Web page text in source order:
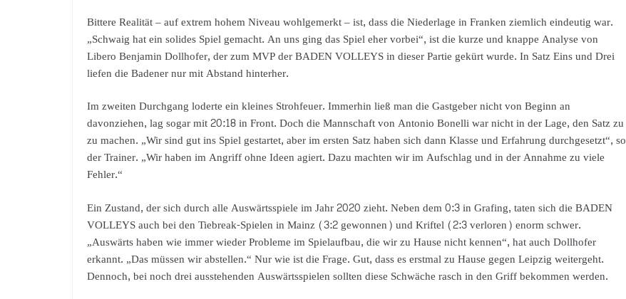
Bittere Realität – auf extrem hohem Niveau wohlgemerkt – ist, dass die Niederlage in Franken ziemlich eindeutig war.
„Schwaig hat ein solides Spiel gemacht. An uns ging das Spiel eher vorbei“, ist die kurze und knappe Analyse von
Libero Benjamin Dollhofer, der zum MVP der BADEN VOLLEYS in dieser Partie gekürt wurde. In Satz Eins und Drei
liefen die Badener nur mit Abstand hinterher.
Im zweiten Durchgang loderte ein kleines Strohfeuer. Immerhin ließ man die Gastgeber nicht von Beginn an
davonziehen, lag sogar mit 20:18 in Front. Doch die Mannschaft von Antonio Bonelli war nicht in der Lage, den Satz zu
zu machen. „Wir sind gut ins Spiel gestartet, aber im ersten Satz haben sich dann Klasse und Erfahrung durchgesetzt“, so
der Trainer. „Wir haben im Angriff ohne Ideen agiert. Dazu machten wir im Aufschlag und in der Annahme zu viele
Fehler.“
Ein Zustand, der sich durch alle Auswärtsspiele im Jahr 2020 zieht. Neben dem 0:3 in Grafing, taten sich die BADEN
VOLLEYS auch bei den Tiebreak-Spielen in Mainz (3:2 gewonnen) und Kriftel (2:3 verloren) enorm schwer.
„Auswärts haben wie immer wieder Probleme im Spielaufbau, die wir zu Hause nicht kennen“, hat auch Dollhofer
erkannt. „Das müssen wir abstellen.“ Nur wie ist die Frage. Gut, dass es erstmal zu Hause gegen Leipzig weitergeht.
Dennoch, bei noch drei ausstehenden Auswärtsspielen sollten diese Schwäche rasch in den Griff bekommen werden.